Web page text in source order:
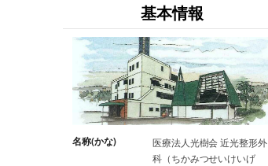
基本情報
名称(かな)
医療法人光樹会 近光整形外
科（ちかみつせいけいげ